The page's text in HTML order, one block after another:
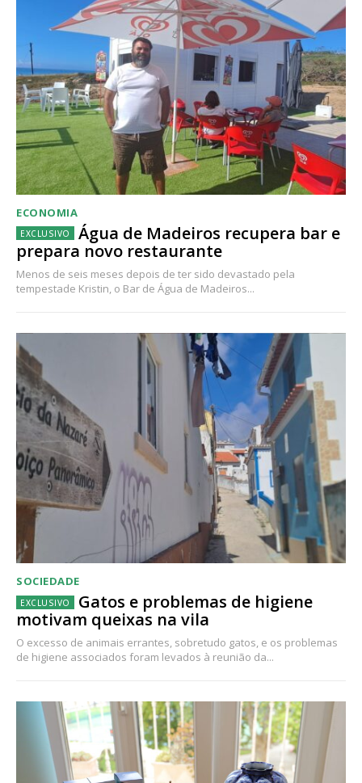
ECONOMIA
Água de Madeiros recupera bar e
prepara novo restaurante
Menos de seis meses depois de ter sido devastado pela
tempestade Kristin, o Bar de Água de Madeiros...
SOCIEDADE
Gatos e problemas de higiene
motivam queixas na vila
O excesso de animais errantes, sobretudo gatos, e os problemas
de higiene associados foram levados à reunião da...